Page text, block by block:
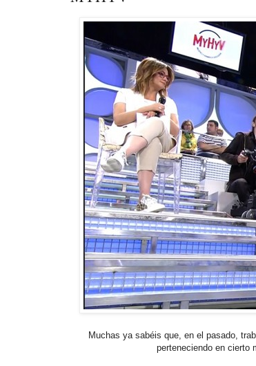
Muchas ya sabéis que, en el pasado,
perteneciendo en cierto